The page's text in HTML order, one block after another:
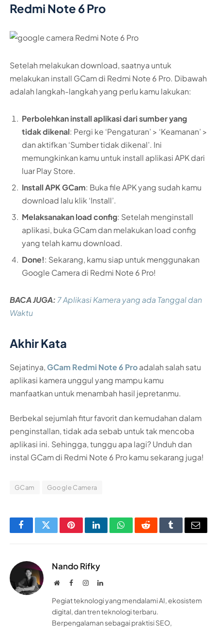
Redmi Note 6 Pro
Setelah melakukan download, saatnya untuk
melakukan install GCam di Redmi Note 6 Pro. Dibawah
adalah langkah-langkah yang perlu kamu lakukan:
Perbolehkan install aplikasi dari sumber yang
tidak dikenal: Pergi ke ‘Pengaturan’ > ‘Keamanan’ >
dan aktifkan ‘Sumber tidak dikenal’. Ini
memungkinkan kamu untuk install aplikasi APK dari
luar Play Store.
Install APK GCam: Buka file APK yang sudah kamu
download lalu klik ‘Install’.
Melaksanakan load config: Setelah menginstall
aplikasi, buka GCam dan melakukan load config
yang telah kamu download.
Done!: Sekarang, kamu siap untuk menggunakan
Google Camera di Redmi Note 6 Pro!
BACA JUGA: 7 Aplikasi Kamera yang ada Tanggal dan
Waktu
Akhir Kata
Sejatinya,GCam Redmi Note 6 Proadalah salah satu
aplikasi kamera unggul yang mampu kamu
manfaatkan untuk menambah hasil jepretanmu.
Berbekal sejumlah fitur favorit dan kemudahan dalam
penginstallan, tidak ada sebab untuk tak mencoba
aplikasi ini. Sehingga, tunggu apa lagi? Unduh dan
instal GCam di Redmi Note 6 Pro kamu sekarang juga!
GCam Google Camera
FacebookTwitterPinterestLinkedInWhatsAppRedditTumblrEmail
Nando Rifky
WebsiteFacebookInstagramLinkedIn
Pegiat teknologi yang mendalami AI, ekosistem
digital, dan tren teknologi terbaru.
Berpengalaman sebagai praktisi SEO,